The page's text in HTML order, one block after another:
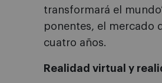
transformará el
ponentes, el mercado
cuatro años.
Realidad virtual y